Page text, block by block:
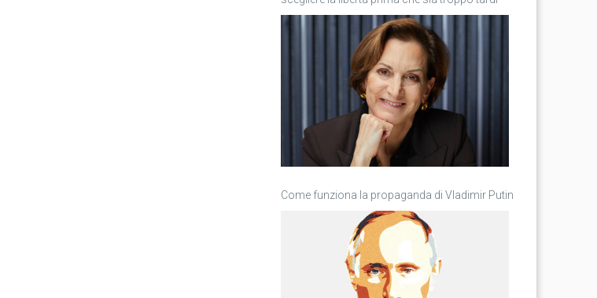
Come funziona la propaganda di Vladimir Putin